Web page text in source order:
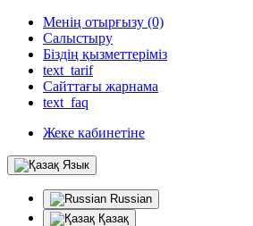
Менің отырғызу (0)
Салыстыру
Біздің қызметтеріміз
text_tarif
Сайттағы жарнама
text_faq
Жеке кабинетіне
Язык
Russian
Қазақ